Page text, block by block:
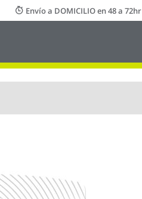
Envío a DOMICILIO en 48 a 72hr